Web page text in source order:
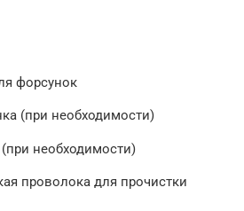
форсунок
(при необходимости)
необходимости)
проволока для прочистки